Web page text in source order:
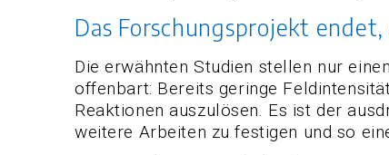
Das Forschungsprojekt
Die erwähnten Studien stellen nur
offenbart: Bereits geringe
Reaktionen auszulösen. Es ist der
weitere Arbeiten zu festigen und so